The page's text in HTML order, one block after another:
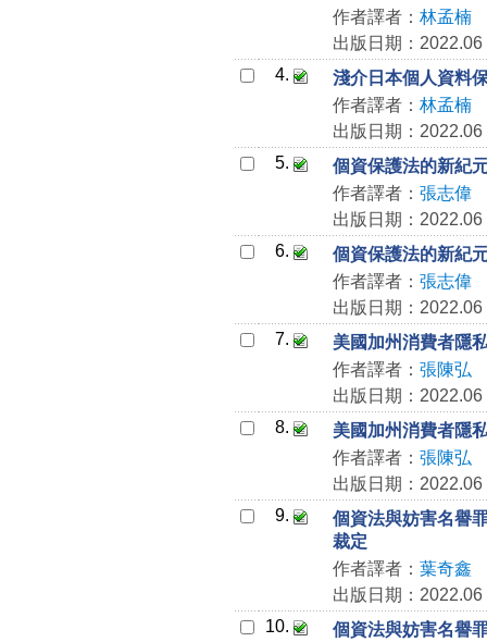
作者譯者： 林孟楠
出版日期：2022.06
4.
淺介日本個人資料
作者譯者： 林孟楠
出版日期：2022.06
5.
個資保護法的新紀
作者譯者： 張志偉
出版日期：2022.06
6.
個資保護法的新紀
作者譯者： 張志偉
出版日期：2022.06
7.
美國加州消費者隱
作者譯者： 張陳弘
出版日期：2022.06
8.
美國加州消費者隱
作者譯者： 張陳弘
出版日期：2022.06
9.
個資法與妨害名譽
裁定
作者譯者： 葉奇鑫
出版日期：2022.06
10.
個資法與妨害名譽